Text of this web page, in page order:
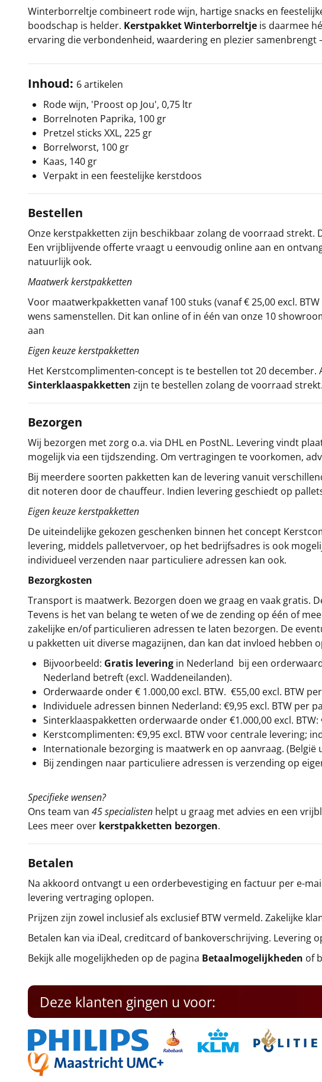
Winterborreltje combineert rode wijn, hartige snacks en
boodschap is helder. Kerstpakket Winterborreltje is daarmee
ervaring die verbondenheid, waardering en plezier
Inhoud: 6 artikelen
Rode wijn, 'Proost op Jou', 0,75 ltr
Borrelnoten Paprika, 100 gr
Pretzel sticks XXL, 225 gr
Borrelworst, 100 gr
Kaas, 140 gr
Verpakt in een feestelijke kerstdoos
Bestellen
Onze kerstpakketten zijn beschikbaar zolang de voorraad
Een vrijblijvende offerte vraagt u eenvoudig online aan en
natuurlijk ook.
Maatwerk kerstpakketten
Voor maatwerkpakketten vanaf 100 stuks (vanaf € 25,00 excl.
wens samenstellen. Dit kan online of in één van onze 10
aan
Eigen keuze kerstpakketten
Het Kerstcomplimenten-concept is te bestellen tot 20 december.
Sinterklaaspakketten zijn te bestellen zolang de voorraad strekt.
Bezorgen
Wij bezorgen met zorg o.a. via DHL en PostNL. Levering vindt
mogelijk via een tijdszending. Om vertragingen te voorkomen,
Bij meerdere soorten pakketten kan de levering vanuit
dit noteren door de chauffeur. Indien levering geschiedt op
Eigen keuze kerstpakketten
De uiteindelijke gekozen geschenken binnen het concept
levering, middels palletvervoer, op het bedrijfsadres is ook
individueel verzenden naar particuliere adressen kan ook.
Bezorgkosten
Transport is maatwerk. Bezorgen doen we graag en vaak gratis.
Tevens is het van belang te weten of we de zending op één of
zakelijke en/of particulieren adressen te laten bezorgen. De
u pakketten uit diverse magazijnen, dan kan dat invloed hebben
Bijvoorbeeld: Gratis levering in Nederland bij een
Nederland betreft (excl. Waddeneilanden).
Orderwaarde onder € 1.000,00 excl. BTW. €55,00 excl. BTW
Individuele adressen binnen Nederland: €9,95 excl. BTW per
Sinterklaaspakketten orderwaarde onder €1.000,00 excl.
Kerstcomplimenten: €9,95 excl. BTW voor centrale levering;
Internationale bezorging is maatwerk en op aanvraag.
Bij zendingen naar particuliere adressen is verzending op
Specifieke wensen?
Ons team van 45 specialisten helpt u graag met advies en een
Lees meer over kerstpakketten bezorgen.
Betalen
Na akkoord ontvangt u een orderbevestiging en factuur per e-
levering vertraging oplopen.
Prijzen zijn zowel inclusief als exclusief BTW vermeld. Zakelijke
Betalen kan via iDeal, creditcard of bankoverschrijving. Levering
Bekijk alle mogelijkheden op de pagina Betaalmogelijkheden of
Deze klanten gingen u voor: